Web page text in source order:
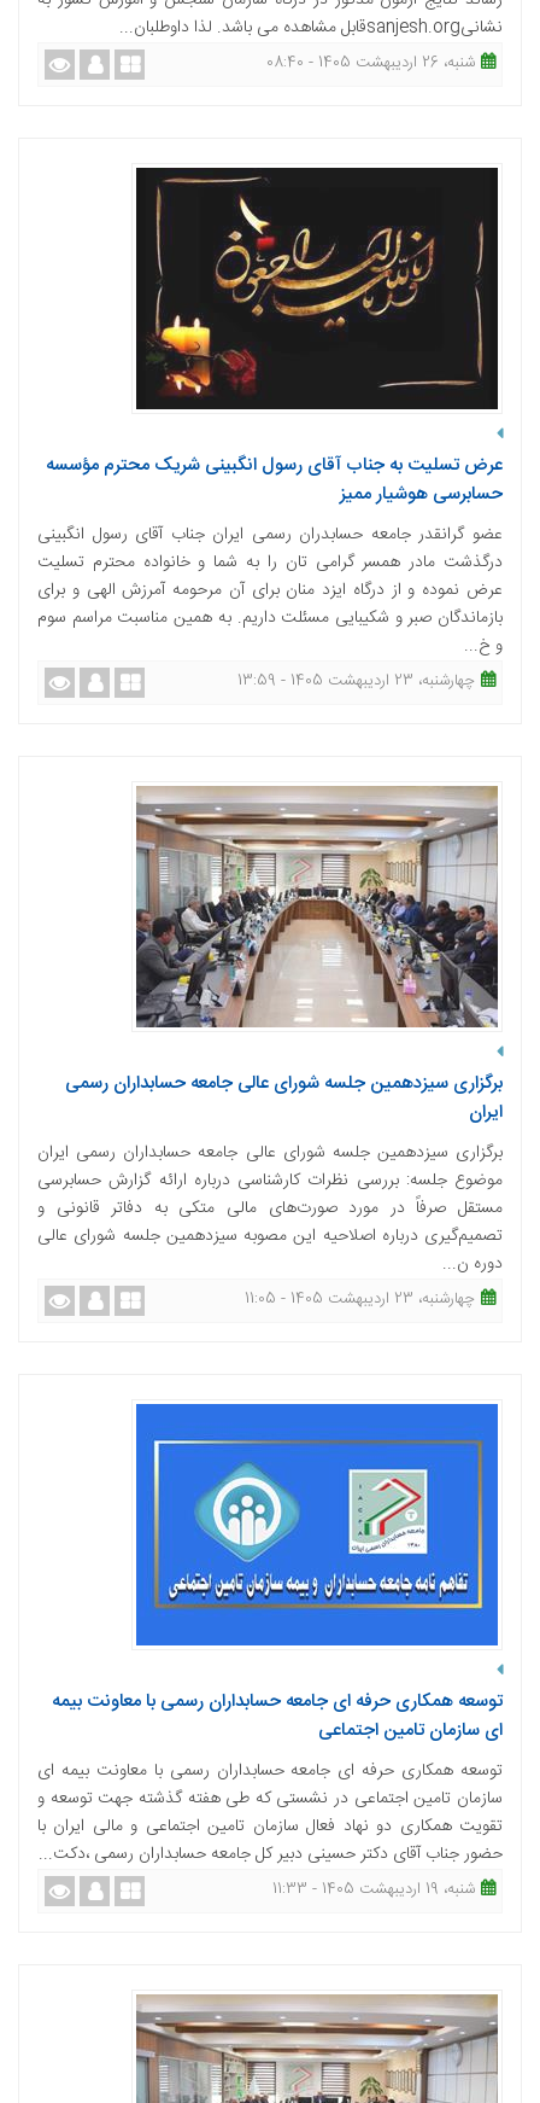
نشانیsanjesh.orgقابل مشاهده می باشد. لذا داوطلبان...
شنبه، 26 اردیبهشت 1405 - 08:40
عرض تسلیت به جناب آقای رسول انگبینی شریک محترم مؤسسه
حسابرسی هوشیار ممیز
عضو گرانقدر جامعه حسابدران رسمی ایران جناب آقای رسول انگبینی
درگذشت مادر همسر گرامی تان را به شما و خانواده محترم تسلیت
عرض نموده و از درگاه ایزد منان برای آن مرحومه آمرزش الهی و برای
بازماندگان صبر و شکیبایی مسئلت داریم. به همین مناسبت مراسم سوم
و خ...
چهارشنبه، 23 اردیبهشت 1405 - 13:59
برگزاری سیزدهمین جلسه شورای عالی جامعه حسابداران رسمی
ایران
برگزاری سیزدهمین جلسه شورای عالی جامعه حسابداران رسمی ایران
موضوع جلسه: بررسی نظرات کارشناسی درباره ارائه گزارش حسابرسی
مستقل صرفاً در مورد صورت‌های مالی متکی به دفاتر قانونی و
تصمیم‌گیری درباره اصلاحیه این مصوبه سیزدهمین جلسه شورای عالی
دوره ن...
چهارشنبه، 23 اردیبهشت 1405 - 11:05
توسعه همکاری حرفه ای جامعه حسابداران رسمی با معاونت بیمه
ای سازمان تامین اجتماعی
توسعه همکاری حرفه ای جامعه حسابداران رسمی با معاونت بیمه ای
سازمان تامین اجتماعی در نشستی که طی هفته گذشته جهت توسعه و
تقویت همکاری دو نهاد فعال سازمان تامین اجتماعی و مالی ایران با
حضور جناب آقای دکتر حسینی دبیر کل جامعه حسابداران رسمی ،دکت...
شنبه، 19 اردیبهشت 1405 - 11:33